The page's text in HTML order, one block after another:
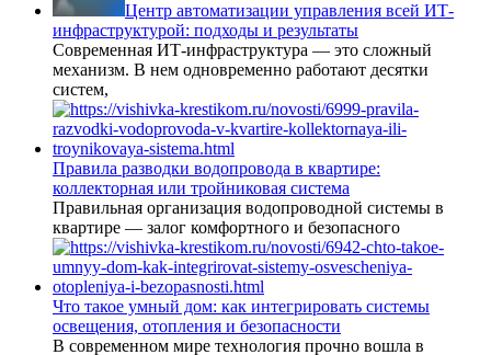
Центр автоматизации управления всей ИТ-
инфраструктурой: подходы и результаты
Современная ИТ-инфраструктура — это сложный
механизм. В нем одновременно работают десятки
систем,
Правила разводки водопровода в квартире:
коллекторная или тройниковая система
Правильная организация водопроводной системы в
квартире — залог комфортного и безопасного
Что такое умный дом: как интегрировать системы
освещения, отопления и безопасности
В современном мире технология прочно вошла в